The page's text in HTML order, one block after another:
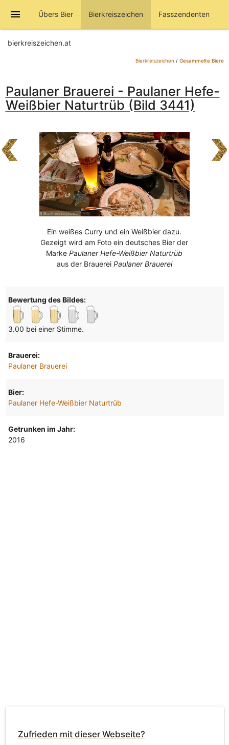
menu Übers Bier Bierkreiszeichen Fasszendenten
bierkreiszeichen.at
Bierkreiszeichen / Gesammelte Biere
Paulaner Brauerei - Paulaner Hefe-
Weißbier Naturtrüb (Bild 3441)
Ein weißes Curry und ein Weißbier dazu.
Gezeigt wird am Foto ein deutsches Bier der
MarkePaulaner Hefe-Weißbier Naturtrüb
aus der Brauerei Paulaner Brauerei
Bewertung des Bildes:
3.00 bei einer Stimme.
Brauerei:
Paulaner Brauerei
Bier:
Paulaner Hefe-Weißbier Naturtrüb
Getrunken im Jahr:
2016
Zufrieden mit dieser Webseite?